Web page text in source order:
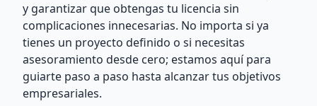
y garantizar que obtengas tu licencia sin
complicaciones innecesarias. No importa si ya
tienes un proyecto definido o si necesitas
asesoramiento desde cero; estamos aquí para
guiarte paso a paso hasta alcanzar tus objetivos
empresariales.